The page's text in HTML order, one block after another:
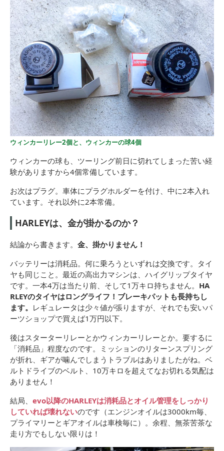
ウィンカーリレー2個と、ウィンカーの球4個
ウィンカーの球も、ツーリング前日に切れてしまった苦い経
験がありますから4個常備しています。
お次はプラグ。車体にプラグホルダーを付け、中に2本入れ
ています。それ以外に2本常備。
HARLEYは、金が掛かるのか？
結論から書きます。 金、掛かりません！
バッテリーは消耗品。何に乗ろうといずれは交換です。タイ
ヤも同じこと。最近の高出力マシンは、ハイグリップタイヤ
です。一本4万は当たり前、そして1万キロ持ちません。 HA
RLEYのタイヤはロングライフ！ブレーキパットも長持ちし
ます。 レギュレータは少々値が張りますが、それでも安いパ
ーツショップで買えば1万円以下。
後はスターターリレーとかウィンカーリレーとか。要するに
「消耗品」程度なのです。ミッションのリターンスプリング
が折れ、ギアが噛んでしまうトラブルはありましたがね。ベ
ルトドライブのベルト、10万キロを超えてなお切れる気配は
ありません！
結局、 evo以降のHARLEYは消耗品とオイル管理をしっかり
していれば壊れないのです（エンジンオイルは3000km毎、
プライマリーとギアオイルは車検毎に）。余程、無茶苦茶な
走り方でもしない限りは！